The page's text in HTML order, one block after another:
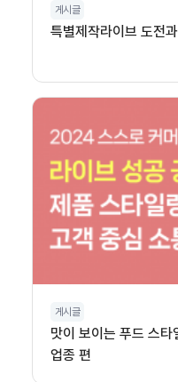
게시글
특별제작라이브 도전
게시글
맛이 보이는 푸드 스
업종 편